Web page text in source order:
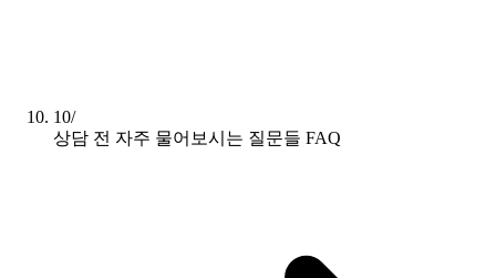
10/
상담 전 자주 물어보시는 질문들 FAQ